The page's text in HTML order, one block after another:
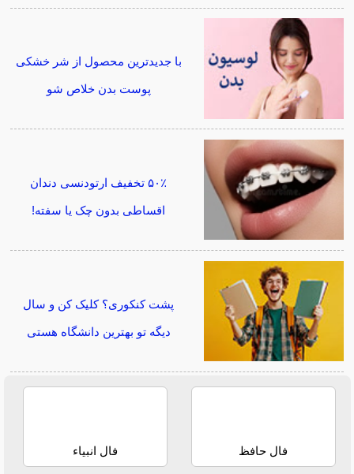
با جدیدترین محصول از شر خشکی
پوست بدن خلاص شو
۵۰٪ تخفیف ارتودنسی دندان
اقساطی بدون چک یا سفته!
پشت کنکوری؟ کلیک کن و سال
دیگه تو بهترین دانشگاه هستی
فال حافظ فال انبیاء